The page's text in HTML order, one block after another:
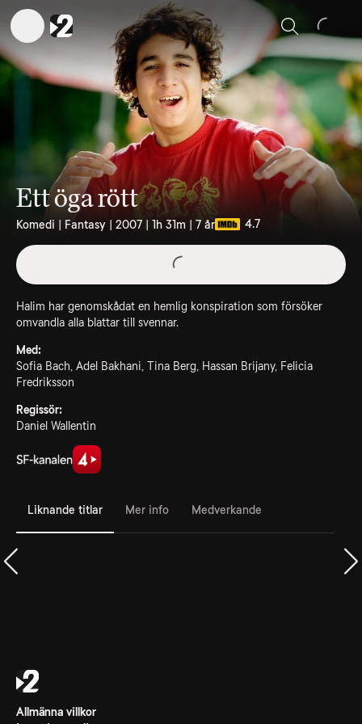
Sök
Ett öga rött
Komedi | Fantasy | 2007 | 1h 31m | 7 år 4.7
Halim har genomskådat en hemlig konspiration som försöker
omvandla alla blattar till svennar.
Med:
Sofia Bach, Adel Bakhani, Tina Berg, Hassan Brijany, Felicia
Fredriksson
Regissör:
Daniel Wallentin
Liknande titlar Mer info Medverkande
Allmänna villkor